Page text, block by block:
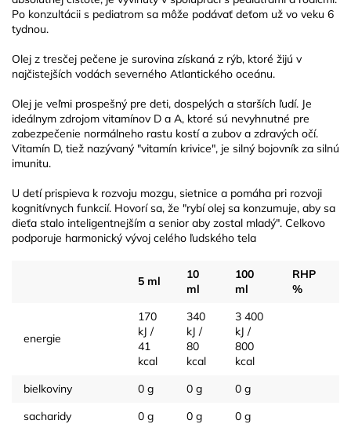
Po konzultácii s pediatrom sa môže podávať deťom už vo veku 6
tydnou.
Olej z tresčej pečene je surovina získaná z rýb, ktoré žijú v
najčistejších vodách severného Atlantického oceánu.
Olej je veľmi prospešný pre deti, dospelých a starších ľudí. Je
ideálnym zdrojom vitamínov D a A, ktoré sú nevyhnutné pre
zabezpečenie normálneho rastu kostí a zubov a zdravých očí.
Vitamín D, tiež nazývaný "vitamín krivice", je silný bojovník za silnú
imunitu.
U detí prispieva k rozvoju mozgu, sietnice a pomáha pri rozvoji
kognitívnych funkcií. Hovorí sa, že "rybí olej sa konzumuje, aby sa
dieťa stalo inteligentnejším a senior aby zostal mladý". Celkovo
podporuje harmonický vývoj celého ľudského tela
5 ml
10
ml
100
ml
RHP
%
energie
170
kJ /
41
kcal
340
kJ /
80
kcal
3 400
kJ /
800
kcal
bielkoviny
0 g 0 g
0 g
sacharidy
0 g 0 g
0 g